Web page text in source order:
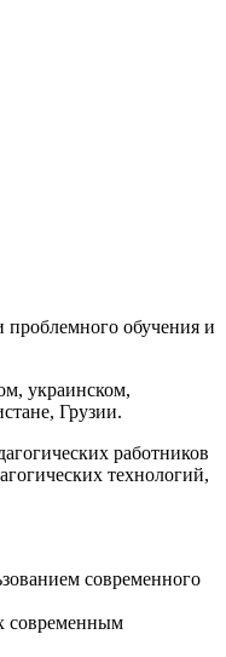
проблемного обучения и
украинском,
Грузии.
работников
технологий,
современного
современным